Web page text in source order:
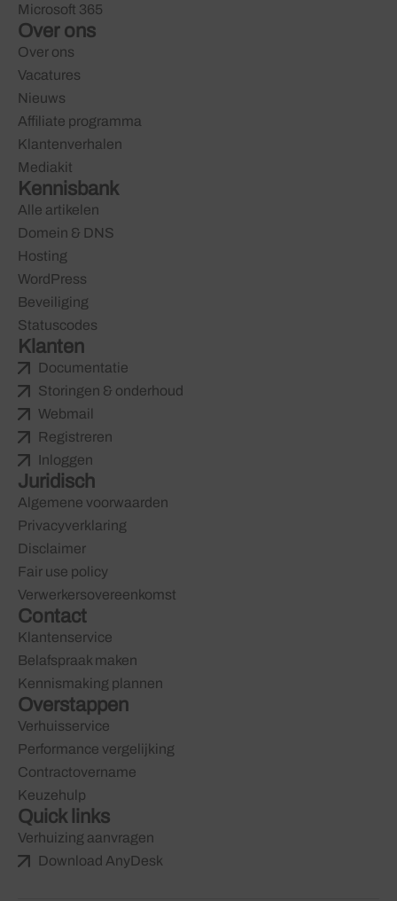
Microsoft 365
Over ons
Over ons
Vacatures
Nieuws
Affiliate programma
Klantenverhalen
Mediakit
Kennisbank
Alle artikelen
Domein & DNS
Hosting
WordPress
Beveiliging
Statuscodes
Klanten
Documentatie
Storingen & onderhoud
Webmail
Registreren
Inloggen
Juridisch
Algemene voorwaarden
Privacyverklaring
Disclaimer
Fair use policy
Verwerkersovereenkomst
Contact
Klantenservice
Belafspraak maken
Kennismaking plannen
Overstappen
Verhuisservice
Performance vergelijking
Contractovername
Keuzehulp
Quick links
Verhuizing aanvragen
Download AnyDesk